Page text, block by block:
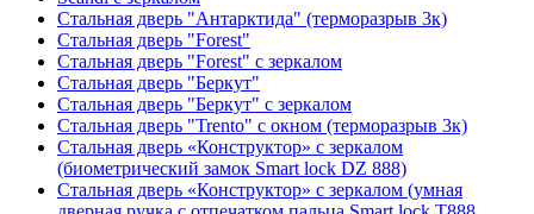
Стальная дверь "Антарктида" (терморазрыв 3к)
Стальная дверь "Forest"
Стальная дверь "Forest" с зеркалом
Стальная дверь "Беркут"
Стальная дверь "Беркут" с зеркалом
Стальная дверь "Trento" с окном (терморазрыв 3к)
Стальная дверь «Конструктор» с зеркалом
(биометрический замок Smart lock DZ 888)
Стальная дверь «Конструктор» с зеркалом (умная